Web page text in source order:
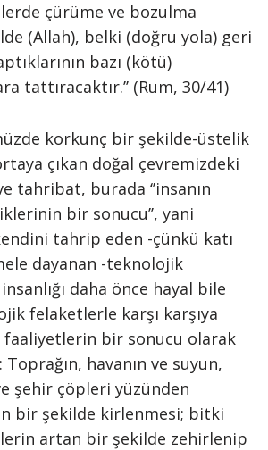
çürüme ve bozulma
(Allah), belki (doğru yola) geri
bazı (kötü)
tattıracaktır.’’ (Rum, 30/41)
korkunç bir şekilde-üstelik
çıkan doğal çevremizdeki
tahribat, burada ‘’insanın
bir sonucu’’, yani
tahrip eden -çünkü katı
dayanan -teknolojik
daha önce hayal bile
felaketlerle karşı karşıya
faaliyetlerin bir sonucu olarak
havanın ve suyun,
şehir çöpleri yüzünden
bir şekilde kirlenmesi; bitki
artan bir şekilde zehirlenip